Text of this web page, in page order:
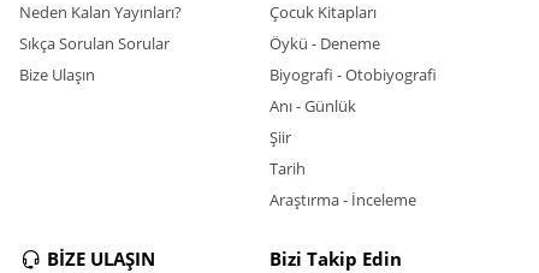
Neden Kalan Yayınları?
Sıkça Sorulan Sorular
Bize Ulaşın
Çocuk Kitapları
Öykü - Deneme
Biyografi - Otobiyografi
Anı - Günlük
Şiir
Tarih
Araştırma - İnceleme
BİZE ULAŞIN Bizi Takip Edin